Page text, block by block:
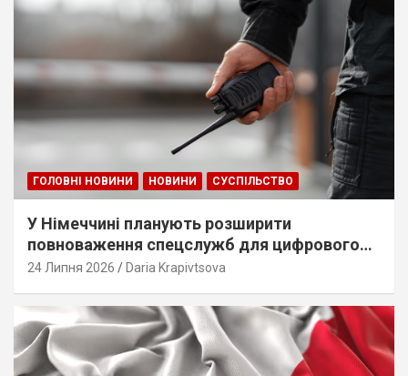
ГОЛОВНІ НОВИНИ НОВИНИ СУСПІЛЬСТВО
У Німеччині планують розширити
повноваження спецслужб для цифрового
стеження
24 Липня 2026 Daria Krapivtsova